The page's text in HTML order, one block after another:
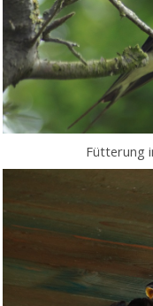
Fütterung